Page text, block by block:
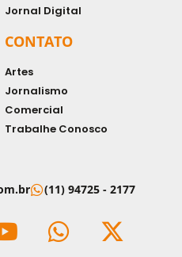
Jornal Digital
CONTATO
Artes
Jornalismo
Comercial
Trabalhe Conosco
(11) 94725 - 2177